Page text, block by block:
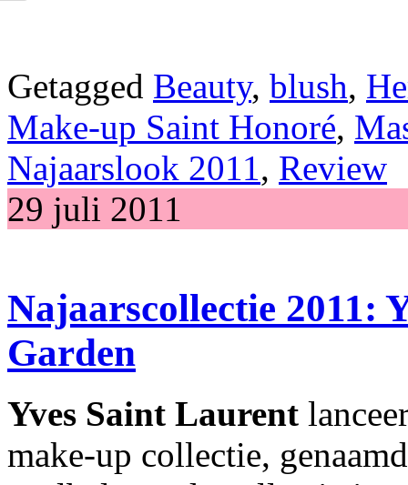
Getagged Beauty, blush,
Make-up Saint Honoré,
Najaarslook 2011, Review
29 juli 2011
Najaarscollectie 2011:
Garden
Yves Saint Laurent
make-up collectie,